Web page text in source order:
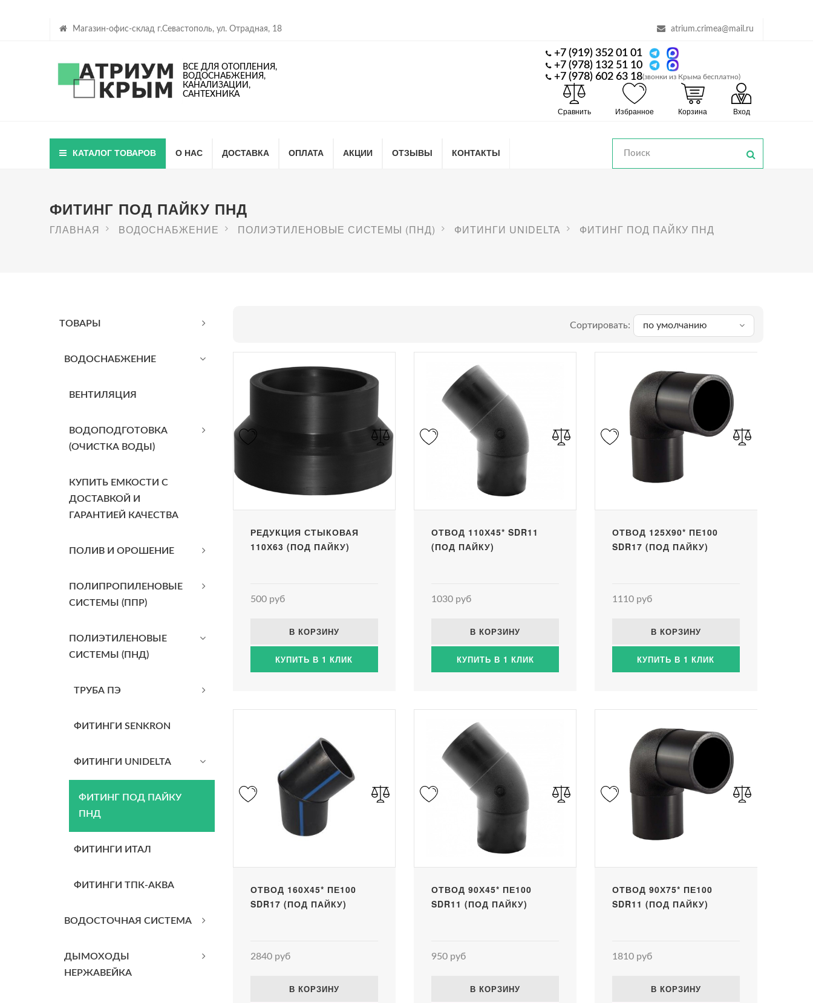
Магазин-офис-склад г.Севастополь, ул. Отрадная, 18 atrium.crimea@mail.ru
ВСЕ ДЛЯ ОТОПЛЕНИЯ,
ВОДОСНАБЖЕНИЯ,
КАНАЛИЗАЦИИ,
САНТЕХНИКА
+7 (919) 352 01 01
+7 (978) 132 51 10
+7 (978) 602 63 18(звонки из Крыма бесплатно)
Сравнить Избранное Корзина Вход
КАТАЛОГ ТОВАРОВ О НАС ДОСТАВКА ОПЛАТА АКЦИИ ОТЗЫВЫ КОНТАКТЫ
ФИТИНГ ПОД ПАЙКУ ПНД
ГЛАВНАЯ BОДОСНАБЖЕНИЕ ПОЛИЭТИЛЕНОВЫЕ СИСТЕМЫ (ПНД) ФИТИНГИ UNIDELTA ФИТИНГ ПОД ПАЙКУ ПНД
ТОВАРЫ
BОДОСНАБЖЕНИЕ
ВЕНТИЛЯЦИЯ
ВОДОПОДГОТОВКА
(ОЧИСТКА ВОДЫ)
КУПИТЬ ЕМКОСТИ С
ДОСТАВКОЙ И
ГАРАНТИЕЙ КАЧЕСТВА
ПОЛИВ И ОРОШЕНИЕ
ПОЛИПРОПИЛЕНОВЫЕ
СИСТЕМЫ (ППР)
ПОЛИЭТИЛЕНОВЫЕ
СИСТЕМЫ (ПНД)
ТРУБА ПЭ
ФИТИНГИ SENKRON
ФИТИНГИ UNIDELTA
ФИТИНГ ПОД ПАЙКУ
ПНД
ФИТИНГИ ИТАЛ
ФИТИНГИ ТПК-АКВА
ВОДОСТОЧНАЯ СИСТЕМА
ДЫМОХОДЫ
НЕРЖАВЕЙКА
Сортировать: по умолчанию
РЕДУКЦИЯ СТЫКОВАЯ
110Х63 (ПОД ПАЙКУ)
500 руб
В КОРЗИНУ
КУПИТЬ В 1 КЛИК
ОТВОД 110Х45* SDR11
(ПОД ПАЙКУ)
1030 руб
В КОРЗИНУ
КУПИТЬ В 1 КЛИК
ОТВОД 125Х90* ПЕ100
SDR17 (ПОД ПАЙКУ)
1110 руб
В КОРЗИНУ
КУПИТЬ В 1 КЛИК
ОТВОД 160Х45* ПЕ100
SDR17 (ПОД ПАЙКУ)
2840 руб
В КОРЗИНУ
ОТВОД 90Х45* ПЕ100
SDR11 (ПОД ПАЙКУ)
950 руб
В КОРЗИНУ
ОТВОД 90Х75* ПЕ100
SDR11 (ПОД ПАЙКУ)
1810 руб
В КОРЗИНУ